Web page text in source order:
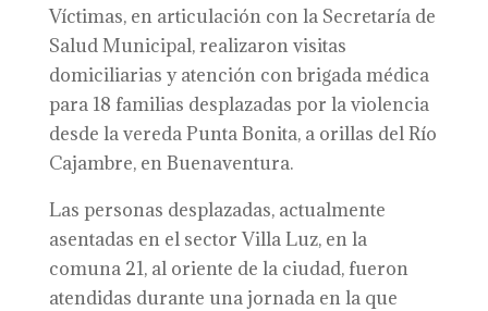
Víctimas, en articulación con la Secretaría de
Salud Municipal, realizaron visitas
domiciliarias y atención con brigada médica
para 18 familias desplazadas por la violencia
desde la vereda Punta Bonita, a orillas del Río
Cajambre, en Buenaventura.
Las personas desplazadas, actualmente
asentadas en el sector Villa Luz, en la
comuna 21, al oriente de la ciudad, fueron
atendidas durante una jornada en la que